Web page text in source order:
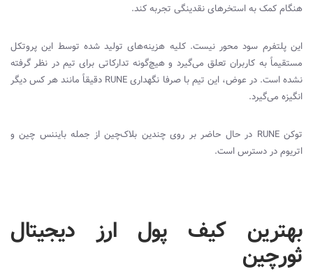
هنگام کمک به استخرهای نقدینگی تجربه کند.
این پلتفرم سود محور نیست. کلیه هزینه‌های تولید شده توسط این پروتکل
مستقیماً به کاربران تعلق می‌گیرد و هیچ‌گونه تدارکاتی برای تیم در نظر گرفته
نشده است. در عوض، این تیم با صرفا نگهداریRUNE دقیقاً مانند هر کس دیگر
انگیزه می‌گیرد.
توکنRUNE در حال حاضر بر روی چندین بلاک‌چین از جمله بایننس چین و
اتریوم در دسترس است.
بهترین کیف پول ارز دیجیتال
ثورچین